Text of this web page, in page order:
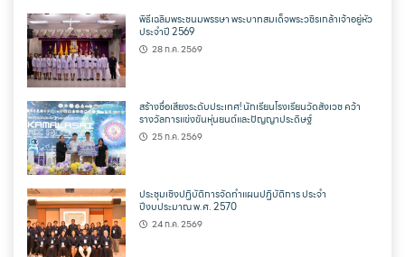
พิธีเฉลิมพระชนมพรรษา พระบาทสมเด็จพระวชิรเกล้าเจ้าอยู่หัว
ประจำปี 2569
28 ก.ค. 2569
สร้างชื่อเสียงระดับประเทศ! นักเรียนโรงเรียนวัดสังเวช คว้า
รางวัลการแข่งขันหุ่นยนต์และปัญญาประดิษฐ์
25 ก.ค. 2569
ประชุมเชิงปฏิบัติการจัดทำแผนปฏิบัติการ ประจำ
ปีงบประมาณ พ.ศ. 2570
24 ก.ค. 2569